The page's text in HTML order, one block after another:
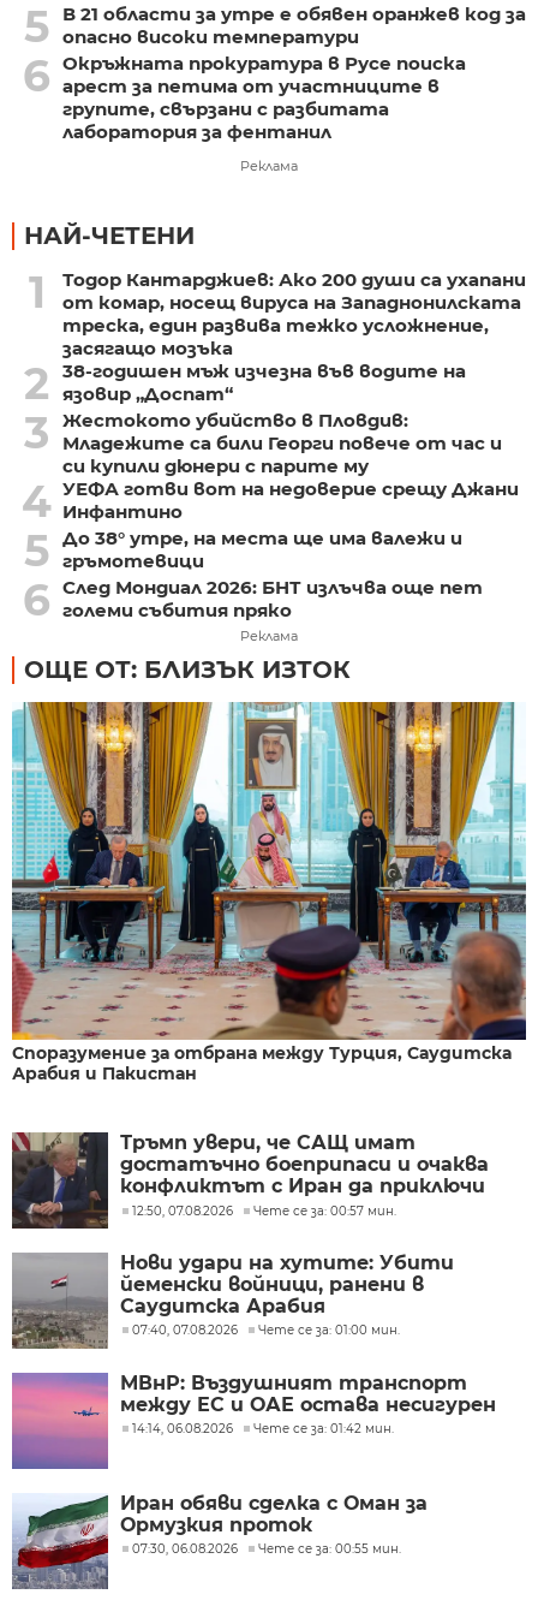
5
В 21 области за утре е обявен оранжев код за
опасно високи температури
6 Окръжната прокуратура в Русе поиска
арест за петима от участниците в
групите, свързани с разбитата
лаборатория за фентанил
Реклама
НАЙ-ЧЕТЕНИ
1
Тодор Кантарджиев: Ако 200 души са ухапани
от комар, носещ вируса на Западнонилската
треска, един развива тежко усложнение,
засягащо мозъка
2
38-годишен мъж изчезна във водите на
язовир „Доспат“
3
Жестокото убийство в Пловдив:
Младежите са били Георги повече от час и
си купили дюнери с парите му
4 УЕФА готви вот на недоверие срещу Джани
Инфантино
5 До 38° утре, на места ще има валежи и
гръмотевици
6 След Мондиал 2026: БНТ излъчва още пет
големи събития пряко
Реклама
ОЩЕ ОТ: БЛИЗЪК ИЗТОК
Споразумение за отбрана между Турция, Саудитска
Арабия и Пакистан
Тръмп увери, че САЩ имат
достатъчно боеприпаси и очаква
конфликтът с Иран да приключи
скоро
12:50, 07.08.2026 Чете се за: 00:57 мин.
Нови удари на хутите: Убити
йеменски войници, ранени в
Саудитска Арабия
07:40, 07.08.2026 Чете се за: 01:00 мин.
МВнР: Въздушният транспорт
между ЕС и ОАЕ остава несигурен
14:14, 06.08.2026 Чете се за: 01:42 мин.
Иран обяви сделка с Оман за
Ормузкия проток
07:30, 06.08.2026 Чете се за: 00:55 мин.